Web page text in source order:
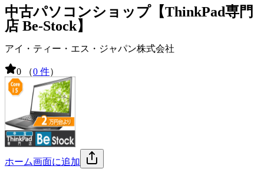
中古パソコンショップ【ThinkPad専門
店 Be-Stock】
アイ・ティー・エス・ジャパン株式会社
0 （0 件）
ホーム画面に追加